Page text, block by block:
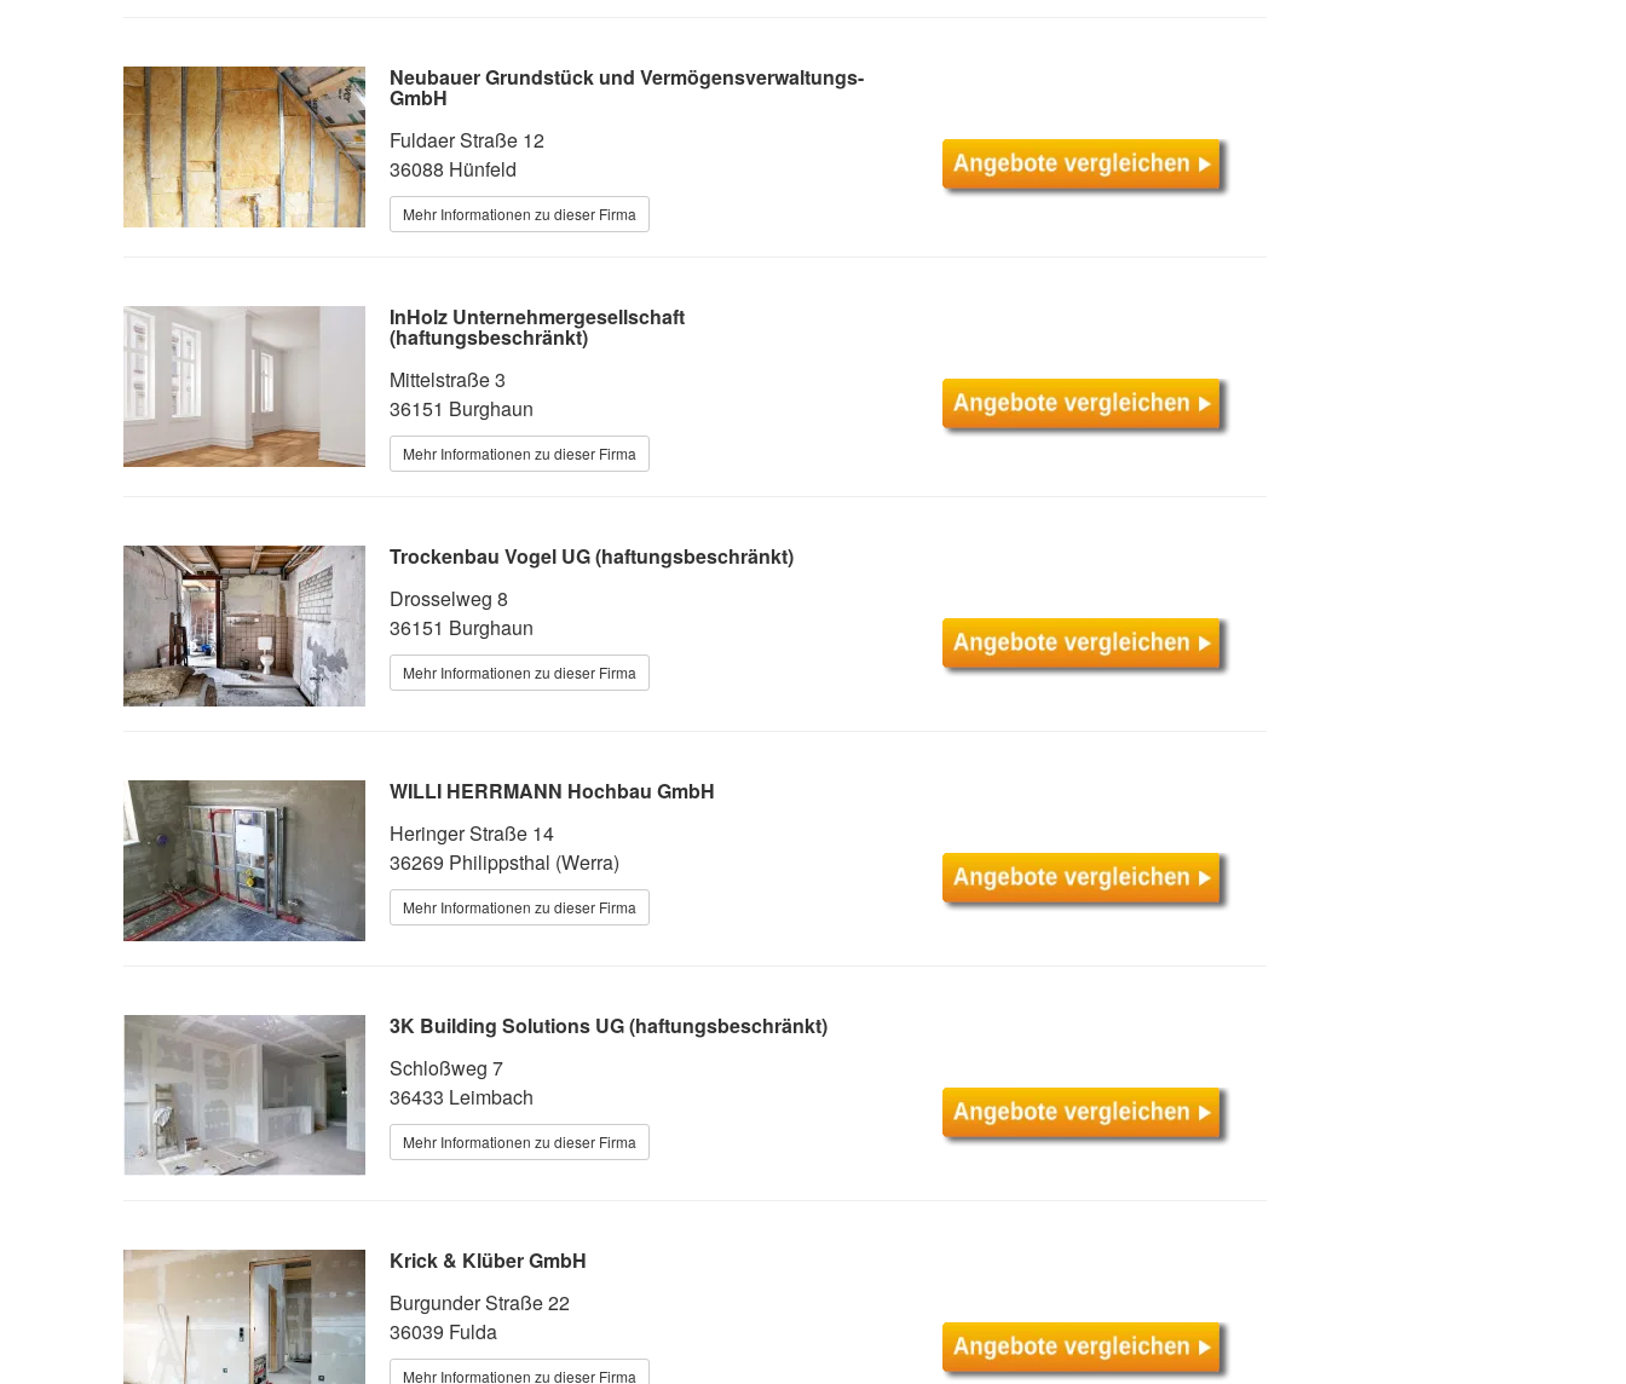
Neubauer Grundstück und Vermögensverwaltungs-
GmbH
Fuldaer Straße 12
36088 Hünfeld
Mehr Informationen zu dieser Firma
InHolz Unternehmergesellschaft
(haftungsbeschränkt)
Mittelstraße 3
36151 Burghaun
Mehr Informationen zu dieser Firma
Trockenbau Vogel UG (haftungsbeschränkt)
Drosselweg 8
36151 Burghaun
Mehr Informationen zu dieser Firma
WILLI HERRMANN Hochbau GmbH
Heringer Straße 14
36269 Philippsthal (Werra)
Mehr Informationen zu dieser Firma
3K Building Solutions UG (haftungsbeschränkt)
Schloßweg 7
36433 Leimbach
Mehr Informationen zu dieser Firma
Krick & Klüber GmbH
Burgunder Straße 22
36039 Fulda
Mehr Informationen zu dieser Firma